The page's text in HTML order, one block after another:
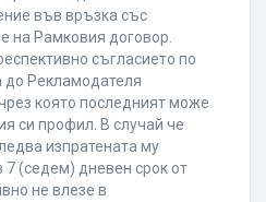
във връзка със
на Рамковия договор.
съгласието по
до Рекламодателя
която последният може
си профил. В случай че
изпратената му
7 (седем) дневен срок от
не влезе в